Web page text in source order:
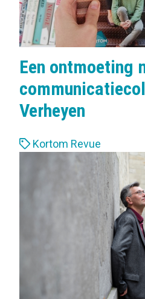
Een ontmoeting
Verheyen
L
Kortom Revue